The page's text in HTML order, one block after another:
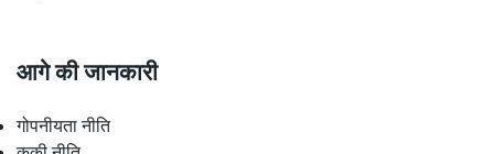
आगे की जानकारी
गोपनीयता नीति